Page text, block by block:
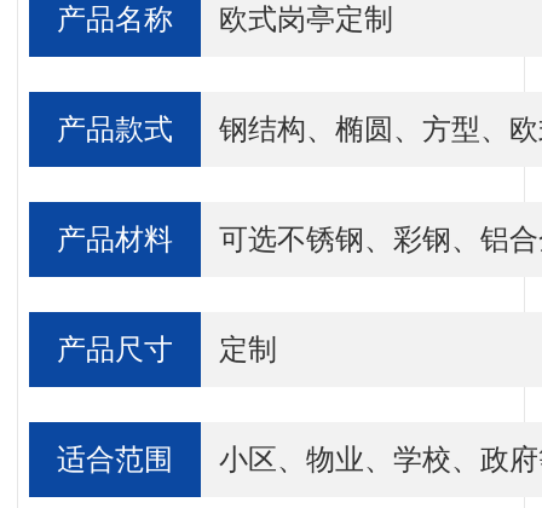
产品名称 欧式岗亭定制
产品款式 钢结构、椭圆、方型、
产品材料 可选不锈钢、彩钢、铝
产品尺寸 定制
适合范围 小区、物业、学校、政